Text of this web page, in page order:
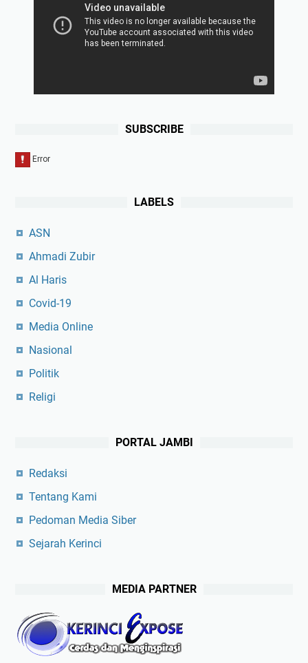
SUBSCRIBE
LABELS
ASN
Ahmadi Zubir
Al Haris
Covid-19
Media Online
Nasional
Politik
Religi
PORTAL JAMBI
Redaksi
Tentang Kami
Pedoman Media Siber
Sejarah Kerinci
MEDIA PARTNER